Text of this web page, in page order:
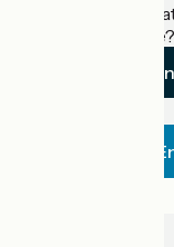
Heeft u
accommodatie?